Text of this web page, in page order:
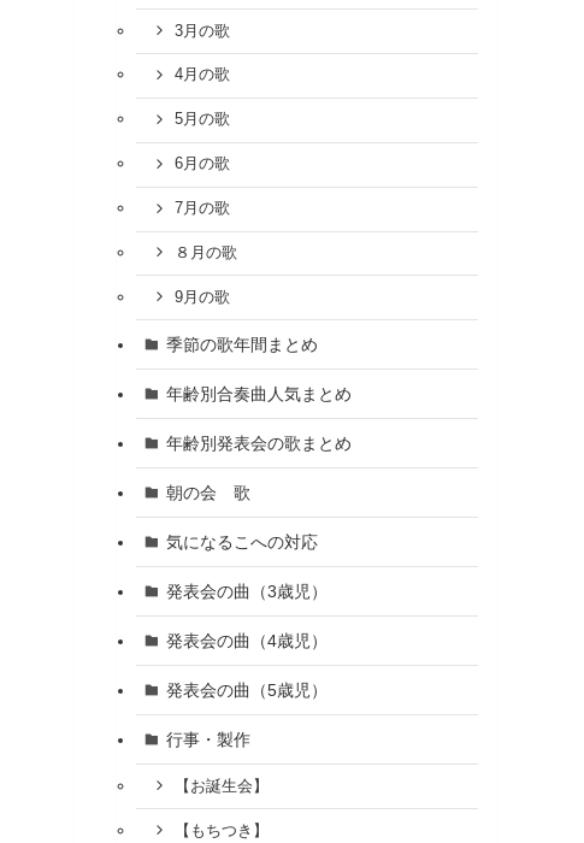
3月の歌
4月の歌
5月の歌
6月の歌
7月の歌
８月の歌
9月の歌
季節の歌年間まとめ
年齢別合奏曲人気まとめ
年齢別発表会の歌まとめ
朝の会 歌
気になるこへの対応
発表会の曲（3歳児）
発表会の曲（4歳児）
発表会の曲（5歳児）
行事・製作
【お誕生会】
【もちつき】